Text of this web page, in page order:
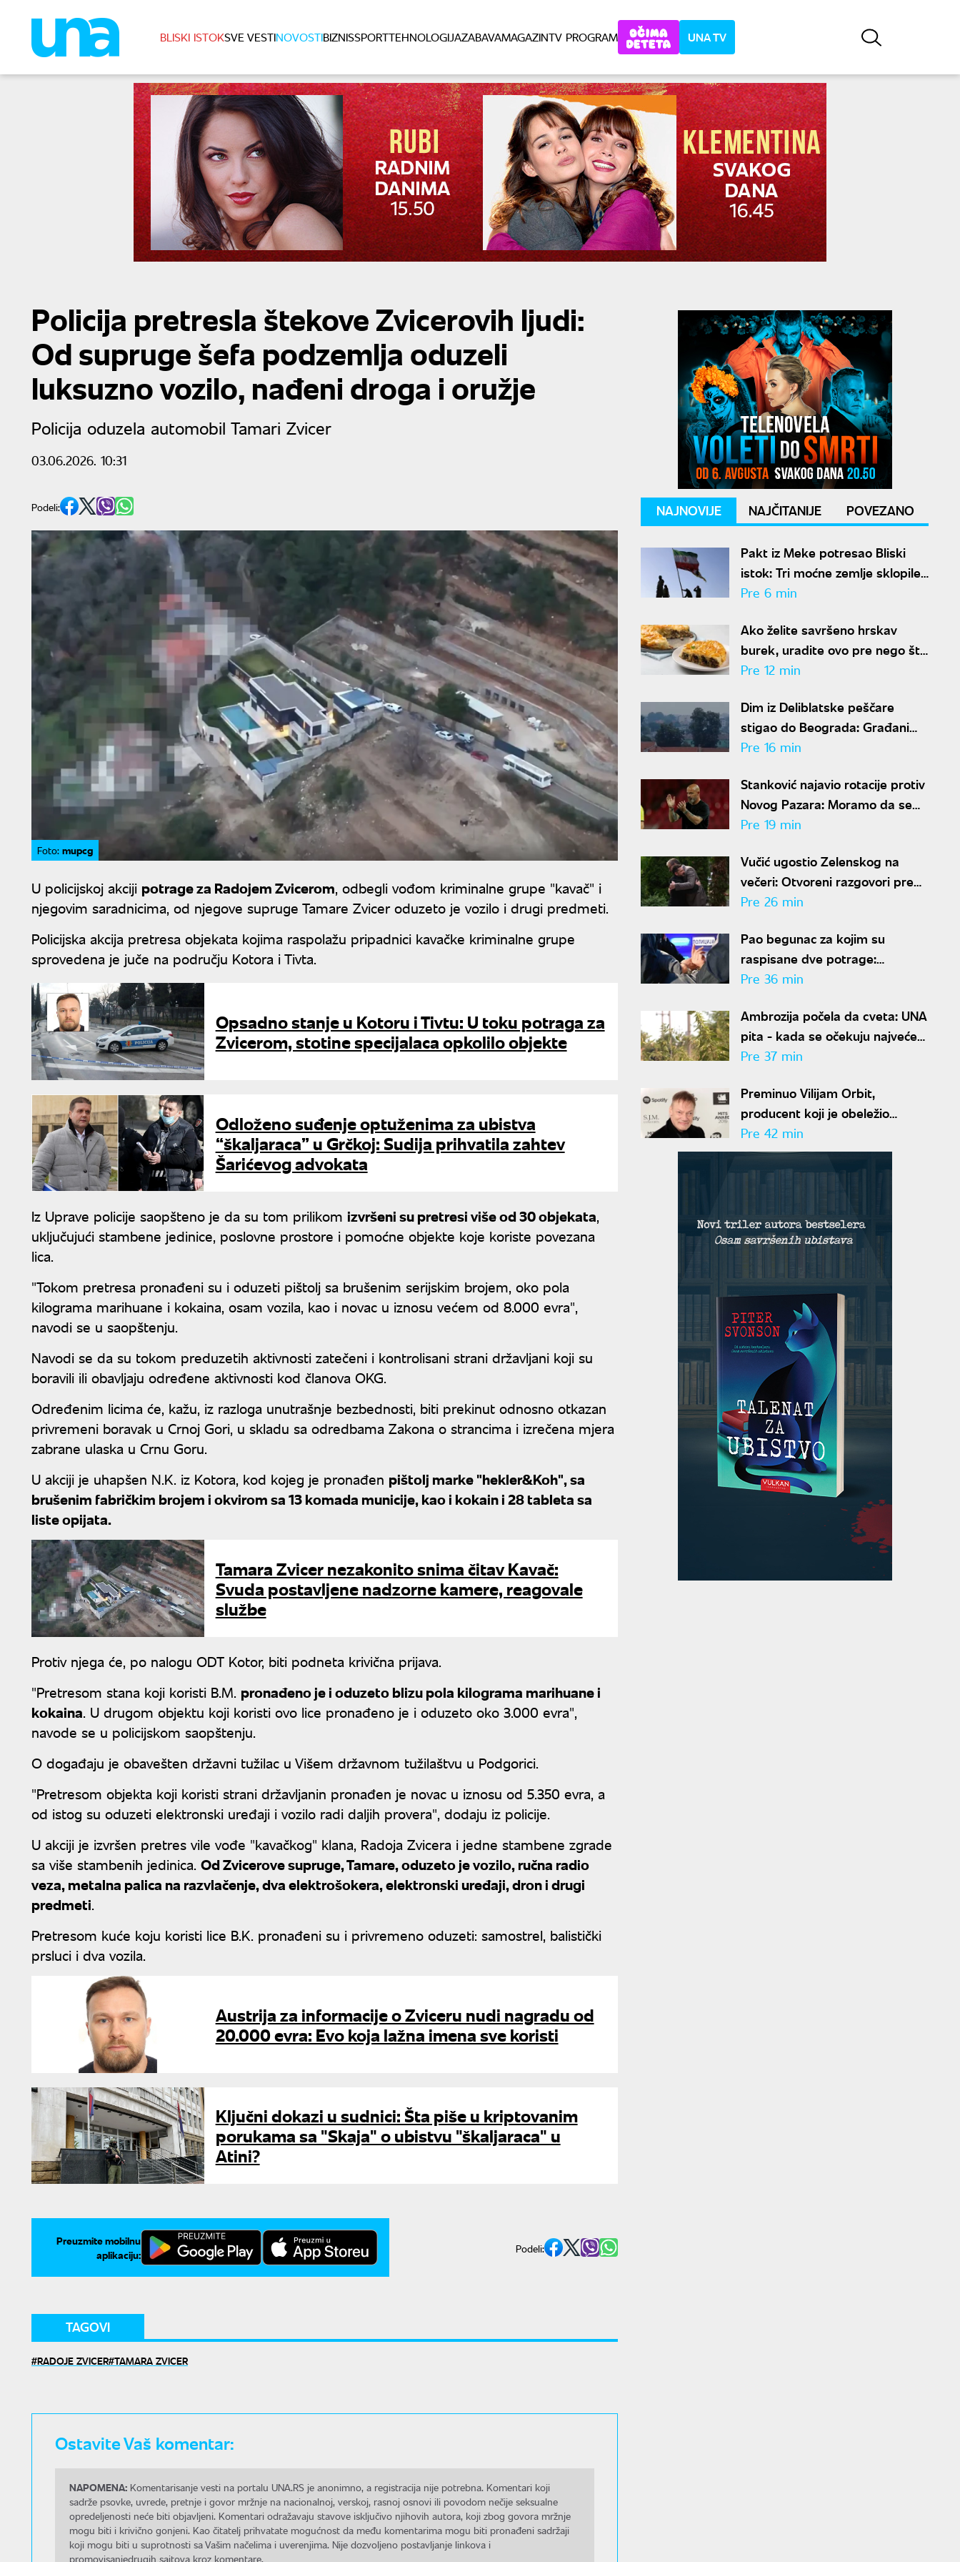
BLISKI ISTOKSVE VESTINOVOSTIBIZNISSPORTTEHNOLOGIJAZABAVAMAGAZINTV PROGRAM UNA TV
Policija pretresla štekove Zvicerovih ljudi:
Od supruge šefa podzemlja oduzeli
luksuzno vozilo, nađeni droga i oružje
Policija oduzela automobil Tamari Zvicer
03.06.2026. 10:31
Podeli:
Foto: mupcg
U policijskoj akciji potrage za Radojem Zvicerom, odbegli vođom kriminalne grupe "kavač" i
njegovim saradnicima, od njegove supruge Tamare Zvicer oduzeto je vozilo i drugi predmeti.
Policijska akcija pretresa objekata kojima raspolažu pripadnici kavačke kriminalne grupe
sprovedena je juče na području Kotora i Tivta.
Opsadno stanje u Kotoru i Tivtu: U toku potraga za
Zvicerom, stotine specijalaca opkolilo objekte
Odloženo suđenje optuženima za ubistva
“škaljaraca” u Grčkoj: Sudija prihvatila zahtev
Šarićevog advokata
Iz Uprave policije saopšteno je da su tom prilikom izvršeni su pretresi više od 30 objekata,
uključujući stambene jedinice, poslovne prostore i pomoćne objekte koje koriste povezana
lica.
"Tokom pretresa pronađeni su i oduzeti pištolj sa brušenim serijskim brojem, oko pola
kilograma marihuane i kokaina, osam vozila, kao i novac u iznosu većem od 8.000 evra",
navodi se u saopštenju.
Navodi se da su tokom preduzetih aktivnosti zatečeni i kontrolisani strani državljani koji su
boravili ili obavljaju određene aktivnosti kod članova OKG.
Određenim licima će, kažu, iz razloga unutrašnje bezbednosti, biti prekinut odnosno otkazan
privremeni boravak u Crnoj Gori, u skladu sa odredbama Zakona o strancima i izrečena mjera
zabrane ulaska u Crnu Goru.
U akciji je uhapšen N.K. iz Kotora, kod kojeg je pronađen pištolj marke "hekler&Koh", sa
brušenim fabričkim brojem i okvirom sa 13 komada municije, kao i kokain i 28 tableta sa
liste opijata.
Tamara Zvicer nezakonito snima čitav Kavač:
Svuda postavljene nadzorne kamere, reagovale
službe
Protiv njega će, po nalogu ODT Kotor, biti podneta krivična prijava.
"Pretresom stana koji koristi B.M. pronađeno je i oduzeto blizu pola kilograma marihuane i
kokaina. U drugom objektu koji koristi ovo lice pronađeno je i oduzeto oko 3.000 evra",
navode se u policijskom saopštenju.
O događaju je obavešten državni tužilac u Višem državnom tužilaštvu u Podgorici.
"Pretresom objekta koji koristi strani državljanin pronađen je novac u iznosu od 5.350 evra, a
od istog su oduzeti elektronski uređaji i vozilo radi daljih provera", dodaju iz policije.
U akciji je izvršen pretres vile vođe "kavačkog" klana, Radoja Zvicera i jedne stambene zgrade
sa više stambenih jedinica. Od Zvicerove supruge, Tamare, oduzeto je vozilo, ručna radio
veza, metalna palica na razvlačenje, dva elektrošokera, elektronski uređaji, dron i drugi
predmeti.
Pretresom kuće koju koristi lice B.K. pronađeni su i privremeno oduzeti: samostrel, balistički
prsluci i dva vozila.
Austrija za informacije o Zviceru nudi nagradu od
20.000 evra: Evo koja lažna imena sve koristi
Ključni dokazi u sudnici: Šta piše u kriptovanim
porukama sa "Skaja" o ubistvu "škaljaraca" u
Atini?
Preuzmite mobilnu
aplikaciju:
Podeli:
TAGOVI
RADOJE ZVICER TAMARA ZVICER
Ostavite Vaš komentar:
NAPOMENA: Komentarisanje vesti na portalu UNA.RS je anonimno, a registracija nije potrebna. Komentari koji
sadrže psovke, uvrede, pretnje i govor mržnje na nacionalnoj, verskoj, rasnoj osnovi ili povodom nečije seksualne
opredeljenosti neće biti objavljeni. Komentari odražavaju stavove isključivo njihovih autora, koji zbog govora mržnje
mogu biti i krivično gonjeni. Kao čitatelj prihvatate mogućnost da među komentarima mogu biti pronađeni sadržaji
koji mogu biti u suprotnosti sa Vašim načelima i uverenjima. Nije dozvoljeno postavljanje linkova i
promovisanjedrugih sajtova kroz komentare.
NAJNOVIJE NAJČITANIJE POVEZANO
Pakt iz Meke potresao Bliski
istok: Tri moćne zemlje sklopile
odbrambeni savez, Iran poziva
Pre 6 min
Ako želite savršeno hrskav
burek, uradite ovo pre nego što
ga stavite u rernu
Pre 12 min
Dim iz Deliblatske peščare
stigao do Beograda: Građani
prijavljuju jak miris paljevine
Pre 16 min
Stanković najavio rotacije protiv
Novog Pazara: Moramo da se
spremimo za Hapoel
Pre 19 min
Vučić ugostio Zelenskog na
večeri: Otvoreni razgovori pred
zvanične sastanke
Pre 26 min
Pao begunac za kojim su
raspisane dve potrage:
Specijalci uhapsili osumnjičenog
pritvor
Pre 36 min
Ambrozija počela da cveta: UNA
pita - kada se očekuju najveće
koncentracije polena i kako da
Pre 37 min
Preminuo Vilijam Orbit,
producent koji je obeležio
karijere Madone, Blur i Britni
Spirs
Pre 42 min